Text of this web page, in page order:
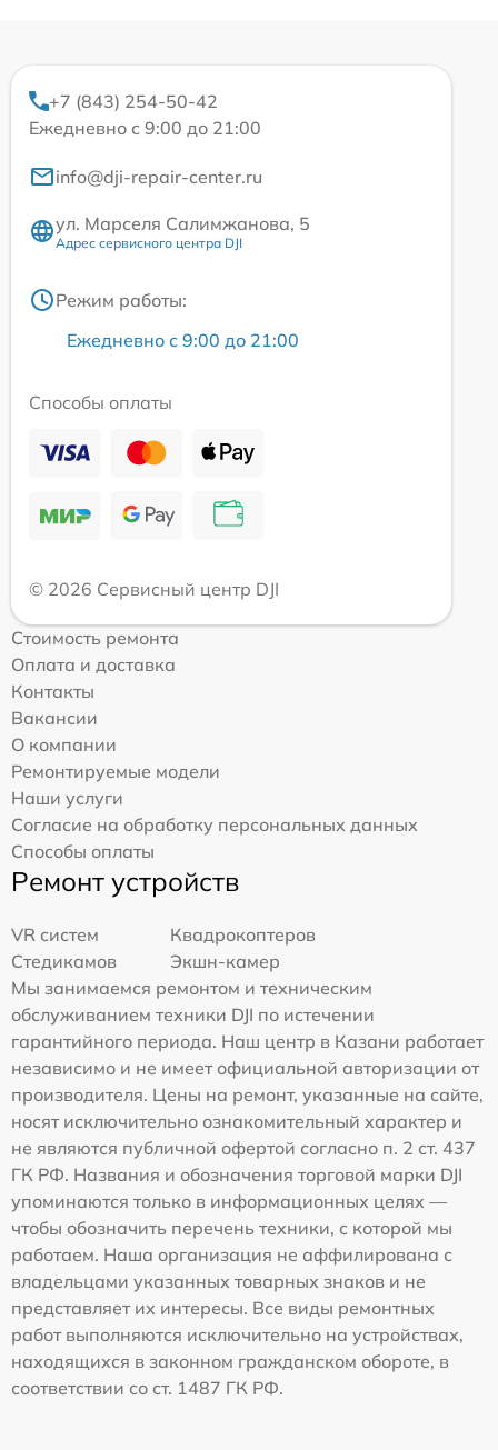
+7 (843) 254-50-42
Ежедневно с 9:00 до 21:00
info@dji-repair-center.ru
ул. Марселя Салимжанова, 5
Адрес сервисного центра DJI
Режим работы:
Ежедневно с 9:00 до 21:00
Способы оплаты
© 2026 Сервисный центр DJI
Стоимость ремонта
Оплата и доставка
Контакты
Вакансии
О компании
Ремонтируемые модели
Наши услуги
Согласие на обработку персональных данных
Способы оплаты
Ремонт устройств
VR систем
Квадрокоптеров
Стедикамов
Экшн-камер
Мы занимаемся ремонтом и техническим
обслуживанием техники DJI по истечении
гарантийного периода. Наш центр в Казани работает
независимо и не имеет официальной авторизации от
производителя. Цены на ремонт, указанные на сайте,
носят исключительно ознакомительный характер и
не являются публичной офертой согласно п. 2 ст. 437
ГК РФ. Названия и обозначения торговой марки DJI
упоминаются только в информационных целях —
чтобы обозначить перечень техники, с которой мы
работаем. Наша организация не аффилирована с
владельцами указанных товарных знаков и не
представляет их интересы. Все виды ремонтных
работ выполняются исключительно на устройствах,
находящихся в законном гражданском обороте, в
соответствии со ст. 1487 ГК РФ.